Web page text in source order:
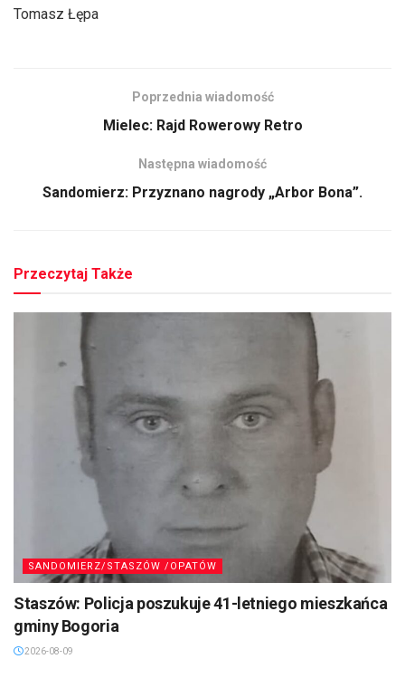
Tomasz Łępa
Poprzednia wiadomość
Mielec: Rajd Rowerowy Retro
Następna wiadomość
Sandomierz: Przyznano nagrody „Arbor Bona”.
Przeczytaj Także
SANDOMIERZ/STASZÓW /OPATÓW
Staszów: Policja poszukuje 41-letniego mieszkańca
gminy Bogoria
2026-08-09